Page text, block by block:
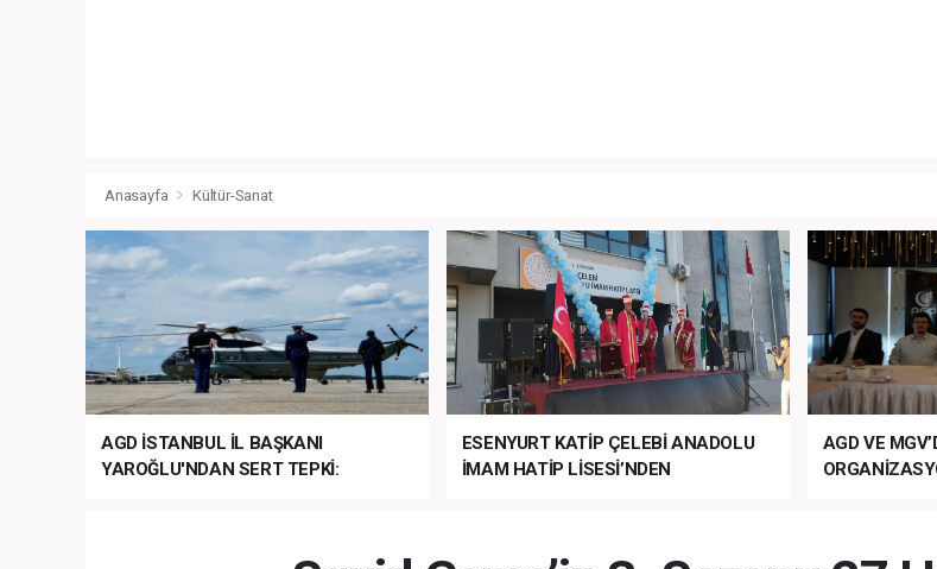
Anasayfa Kültür-Sanat
AGD İSTANBUL İL BAŞKANI
YAROĞLU'NDAN SERT TEPKİ:
ESENYURT KATİP ÇELEBİ ANADOLU
İMAM HATİP LİSESİ’NDEN
AGD VE